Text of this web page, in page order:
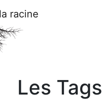
racine
Les Tags